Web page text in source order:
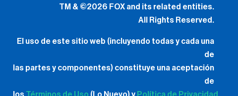
TM & ©2026 FOX and its related entities.
All Rights Reserved.
El uso de este sitio web (incluyendo todas y cada una
de
las partes y componentes) constituye una aceptación
de